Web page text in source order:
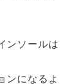
ンソールは
ンになるよ